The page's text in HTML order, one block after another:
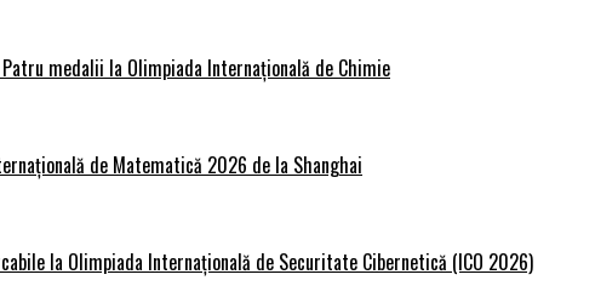
medalii la Olimpiada Internațională de Chimie
de Matematică 2026 de la Shanghai
la Olimpiada Internațională de Securitate Cibernetică (ICO 2026)